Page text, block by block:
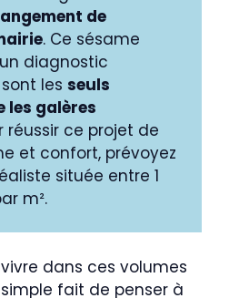
de
. Ce sésame
diagnostic
les seuls
les galères
réussir ce projet de
et confort, prévoyez
située entre 1
m².
dans ces volumes
fait de penser à